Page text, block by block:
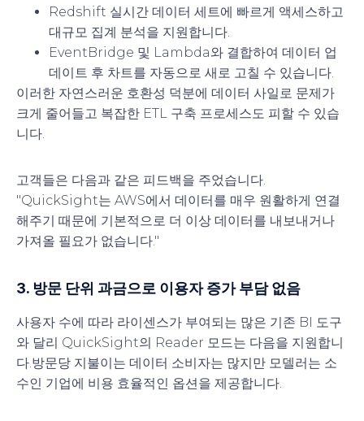
Redshift 실시간 데이터 세트에 빠르게 액세스하고
대규모 집계 분석을 지원합니다.
EventBridge 및 Lambda와 결합하여 데이터 업
데이트 후 차트를 자동으로 새로 고칠 수 있습니다.
이러한 자연스러운 호환성 덕분에 데이터 사일로 문제가
크게 줄어들고 복잡한 ETL 구축 프로세스도 피할 수 있습
니다.
고객들은 다음과 같은 피드백을 주었습니다.
"QuickSight는 AWS에서 데이터를 매우 원활하게 연결
해주기 때문에 기본적으로 더 이상 데이터를 내보내거나
가져올 필요가 없습니다."
3. 방문 단위 과금으로 이용자 증가 부담 없음
사용자 수에 따라 라이센스가 부여되는 많은 기존 BI 도구
와 달리 QuickSight의 Reader 모드는 다음을 지원합니
다. 방문당 지불이는 데이터 소비자는 많지만 모델러는 소
수인 기업에 비용 효율적인 옵션을 제공합니다.